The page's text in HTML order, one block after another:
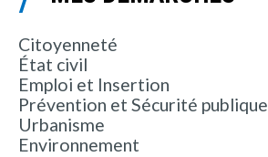
Citoyenneté
État civil
Emploi et Insertion
Prévention et Sécurité publique
Urbanisme
Environnement